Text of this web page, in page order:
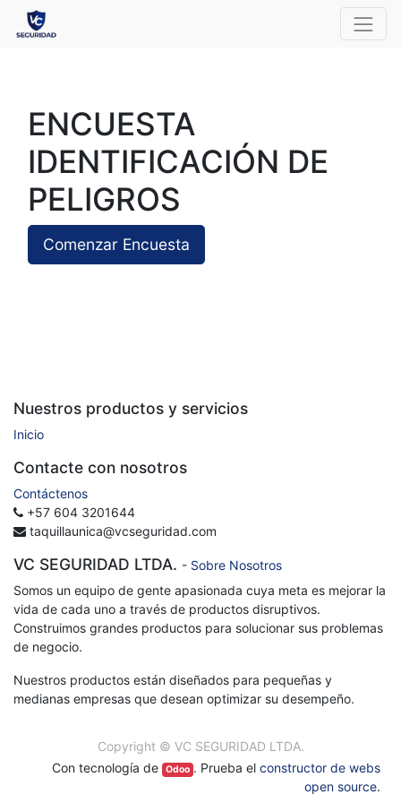
ENCUESTA
IDENTIFICACIÓN DE
PELIGROS
Comenzar Encuesta
Nuestros productos y servicios
Inicio
Contacte con nosotros
Contáctenos
+57 604 3201644
taquillaunica@vcseguridad.com
VC SEGURIDAD LTDA. - Sobre Nosotros
Somos un equipo de gente apasionada cuya meta es mejorar la
vida de cada uno a través de productos disruptivos.
Construimos grandes productos para solucionar sus problemas
de negocio.
Nuestros productos están diseñados para pequeñas y
medianas empresas que desean optimizar su desempeño.
Copyright © VC SEGURIDAD LTDA.
Con tecnología de
Odoo . Prueba el constructor de webs
open source.